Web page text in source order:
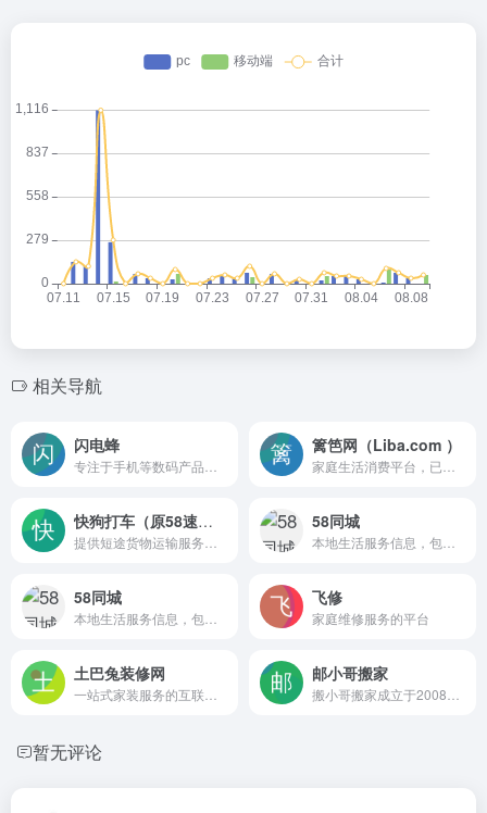
相关导航
闪电蜂 篱笆网（Liba.com ）
快狗打车（原58速运） 58同城
58同城 飞修
家庭维修服务的平台
土巴兔装修网 邮小哥搬家
暂无评论